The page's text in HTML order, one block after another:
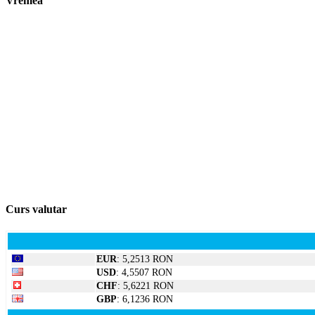
Curs valutar
EUR: 5,2513 RON
USD: 4,5507 RON
CHF: 5,6221 RON
GBP: 6,1236 RON